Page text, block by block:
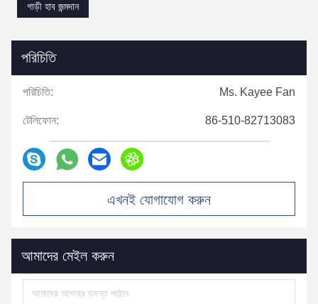
গাড়ী হাব জন্মদান
পরিচিতি
পরিচিতি: Ms. Kayee Fan
টেলিফোন: 86-510-82713083
এখনই যোগাযোগ করুন
আমাদের মেইল ​​করুন